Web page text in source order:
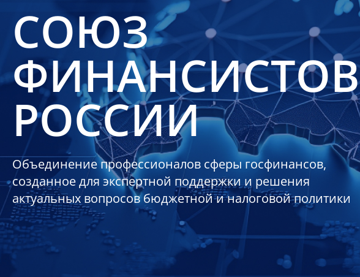
СОЮЗ
ФИНАНСИСТОВ
РОССИИ
Объединение профессионалов сферы госфинансов,
созданное для экспертной поддержки и решения
актуальных вопросов бюджетной и налоговой политики